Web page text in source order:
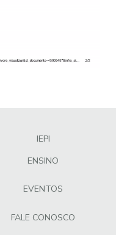
IEPI
ENSINO
EVENTOS
FALE CONOSCO